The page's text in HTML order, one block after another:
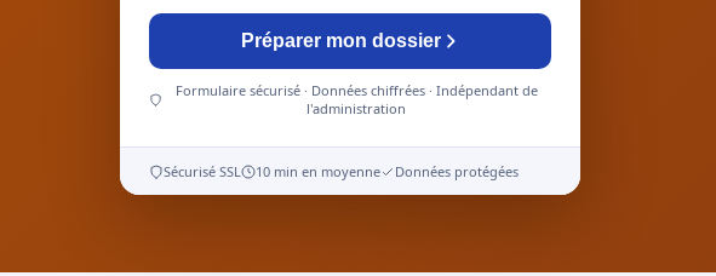
Préparer mon dossier
Formulaire sécurisé · Données chiffrées · Indépendant de
l'administration
Sécurisé SSL 10 min en moyenne Données protégées